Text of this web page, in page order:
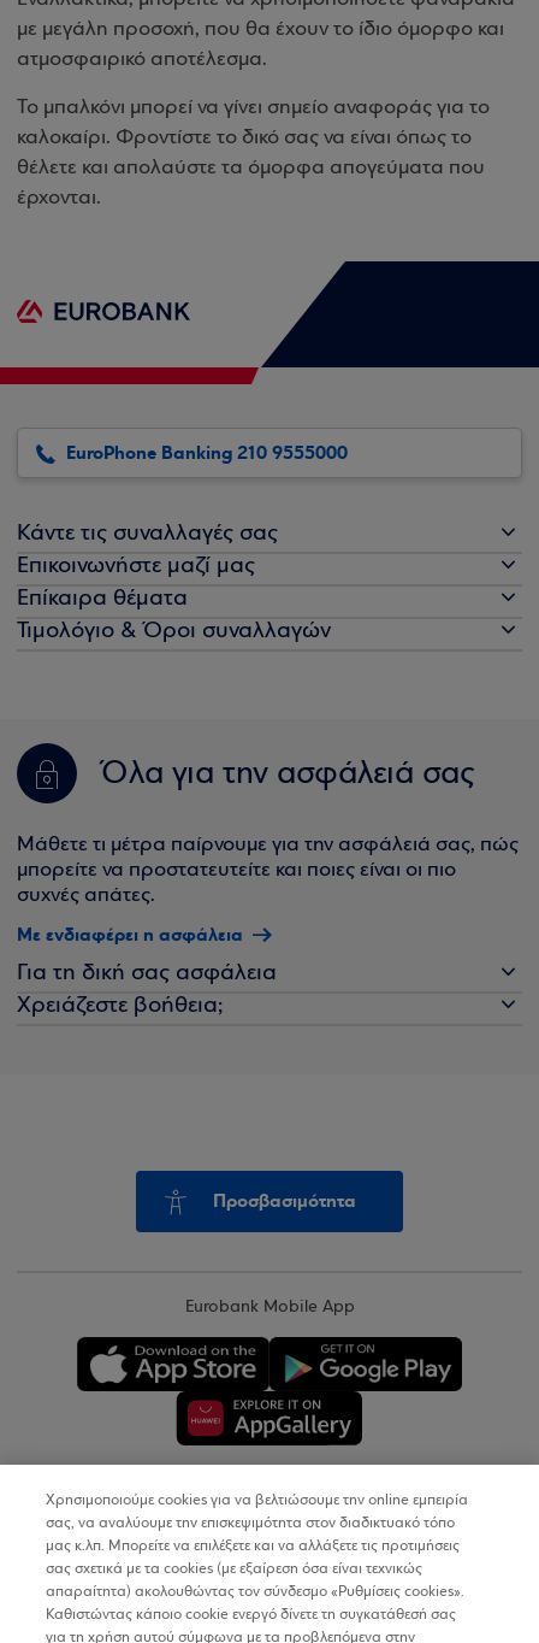
με μεγάλη προσοχή, που θα έχουν το ίδιο όμορφο και
ατμοσφαιρικό αποτέλεσμα.
Το μπαλκόνι μπορεί να γίνει σημείο αναφοράς για το
καλοκαίρι. Φροντίστε το δικό σας να είναι όπως το
θέλετε και απολαύστε τα όμορφα απογεύματα που
έρχονται.
EuroPhone Banking 210 9555000
Κάντε τις συναλλαγές σας
Επικοινωνήστε μαζί μας
Επίκαιρα θέματα
Τιμολόγιο & Όροι συναλλαγών
Όλα για την ασφάλειά σας
Μάθετε τι μέτρα παίρνουμε για την ασφάλειά σας, πώς
μπορείτε να προστατευτείτε και ποιες είναι οι πιο
συχνές απάτες.
Με ενδιαφέρει η ασφάλεια
Για τη δική σας ασφάλεια
Χρειάζεστε βοήθεια;
Προσβασιμότητα
Eurobank Mobile App
Copyright © 2026
Όροι Χρήσης
Προσωπικά Δεδομένα στον Διαδικτυακό Τόπο
Χρησιμοποιούμε cookies για να βελτιώσουμε την online εμπειρία
σας, να αναλύουμε την επισκεψιμότητα στον διαδικτυακό τόπο
μας κ.λπ. Μπορείτε να επιλέξετε και να αλλάξετε τις προτιμήσεις
σας σχετικά με τα cookies (με εξαίρεση όσα είναι τεχνικώς
απαραίτητα) ακολουθώντας τον σύνδεσμο «Ρυθμίσεις cookies».
Καθιστώντας κάποιο cookie ενεργό δίνετε τη συγκατάθεσή σας
για τη χρήση αυτού σύμφωνα με τα προβλεπόμενα στην